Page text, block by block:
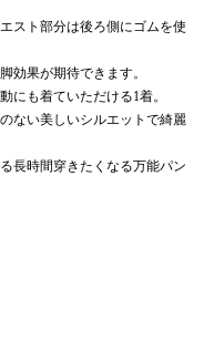
スト部分は後ろ側にゴムを使
効果が期待できます。
にも着ていただける1着。
ない美しいシルエットで綺麗
長時間穿きたくなる万能パン